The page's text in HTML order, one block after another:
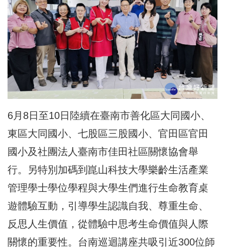
6月8日至10日陸續在臺南市善化區大同國小、
東區大同國小、七股區三股國小、官田區官田
國小及社團法人臺南市佳田社區關懷協會舉
行。另特別加碼到崑山科技大學樂齡生活產業
管理學士學位學程與大學生們進行生命教育桌
遊體驗互動，引導學生認識自我、尊重生命、
反思人生價值，從體驗中思考生命價值與人際
關懷的重要性。台南巡迴講座共吸引近300位師